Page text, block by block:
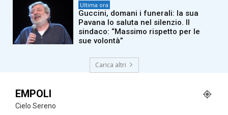
Ultima ora
Guccini, domani i funerali: la sua
Pavana lo saluta nel silenzio. Il
sindaco: “Massimo rispetto per le
sue volontà”
Carica altri
EMPOLI
Cielo Sereno